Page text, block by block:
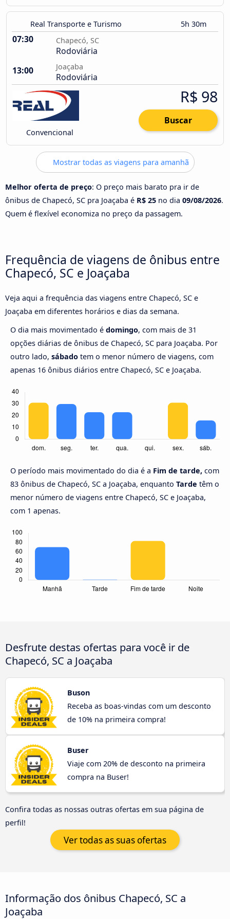
Real Transporte e Turismo 5h 30m
07:30 Chapecó, SC
Rodoviária
13:00
Joaçaba
Rodoviária
Convencional
R$ 98
Buscar
Mostrar todas as viagens para amanhã
Melhor oferta de preço: O preço mais barato pra ir de
ônibus de Chapecó, SC pra Joaçaba é R$ 25 no dia 09/08/2026.
Quem é flexível economiza no preço da passagem.
Frequência de viagens de ônibus entre
Chapecó, SC e Joaçaba
Veja aqui a frequência das viagens entre Chapecó, SC e
Joaçaba em diferentes horários e dias da semana.
O dia mais movimentado é domingo, com mais de 31
opções diárias de ônibus de Chapecó, SC para Joaçaba. Por
outro lado, sábado tem o menor número de viagens, com
apenas 16 ônibus diários entre Chapecó, SC e Joaçaba.
O período mais movimentado do dia é a Fim de tarde, com
83 ônibus de Chapecó, SC a Joaçaba, enquanto Tarde têm o
menor número de viagens entre Chapecó, SC e Joaçaba,
com 1 apenas.
Desfrute destas ofertas para você ir de
Chapecó, SC a Joaçaba
Buson
Receba as boas-vindas com um desconto
de 10% na primeira compra!
Buser
Viaje com 20% de desconto na primeira
compra na Buser!
Confira todas as nossas outras ofertas em sua página de
perfil!
Ver todas as suas ofertas
Informação dos ônibus Chapecó, SC a
Joaçaba